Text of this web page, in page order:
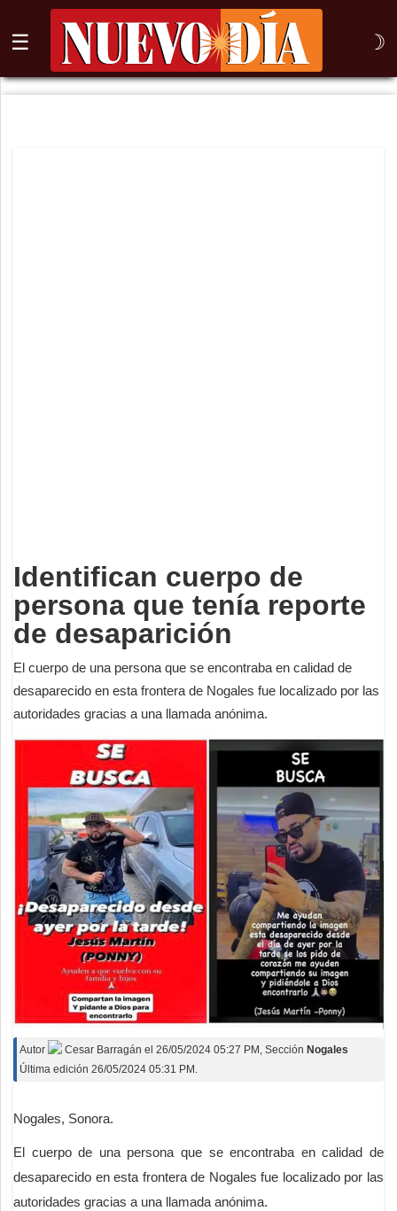
☰ ☽
⌕
Identifican cuerpo de
persona que tenía reporte
de desaparición
El cuerpo de una persona que se encontraba en calidad de
desaparecido en esta frontera de Nogales fue localizado por las
autoridades gracias a una llamada anónima.
Autor Cesar Barragán el 26/05/2024 05:27 PM, Sección Nogales
Última edición 26/05/2024 05:31 PM.
Nogales, Sonora.
El cuerpo de una persona que se encontraba en calidad de
desaparecido en esta frontera de Nogales fue localizado por las
autoridades gracias a una llamada anónima.